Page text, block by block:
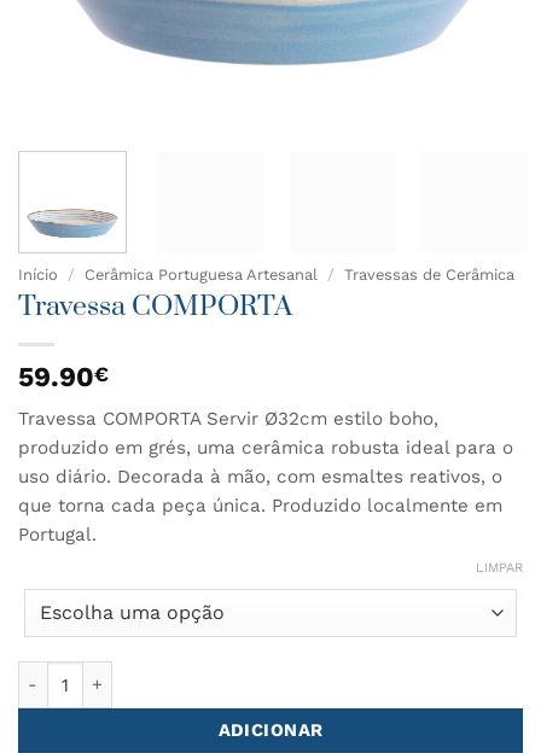
Início / Cerâmica Portuguesa Artesanal / Travessas de Cerâmica
Travessa COMPORTA
59.90€
Travessa COMPORTA Servir Ø32cm estilo boho,
produzido em grés, uma cerâmica robusta ideal para o
uso diário. Decorada à mão, com esmaltes reativos, o
que torna cada peça única. Produzido localmente em
Portugal.
LIMPAR
ADICIONAR